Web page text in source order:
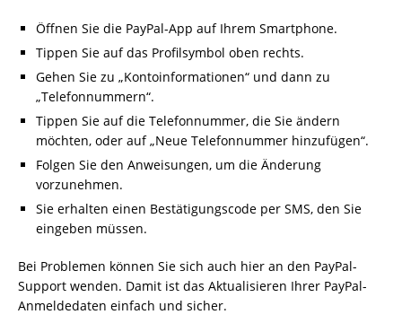
Öffnen Sie die PayPal-App auf Ihrem Smartphone.
Tippen Sie auf das Profilsymbol oben rechts.
Gehen Sie zu „Kontoinformationen“ und dann zu
„Telefonnummern“.
Tippen Sie auf die Telefonnummer, die Sie ändern
möchten, oder auf „Neue Telefonnummer hinzufügen“.
Folgen Sie den Anweisungen, um die Änderung
vorzunehmen.
Sie erhalten einen Bestätigungscode per SMS, den Sie
eingeben müssen.
Bei Problemen können Sie sich auch hier an den PayPal-
Support wenden. Damit ist das Aktualisieren Ihrer PayPal-
Anmeldedaten einfach und sicher.